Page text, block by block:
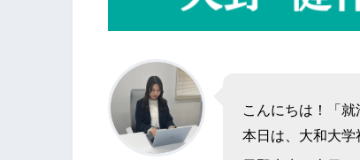
こんにちは！「就
本日は、大和大学